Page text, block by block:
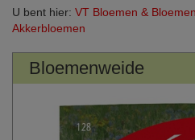
U bent hier: VT Bloemen &
Akkerbloemen
Bloemenweide